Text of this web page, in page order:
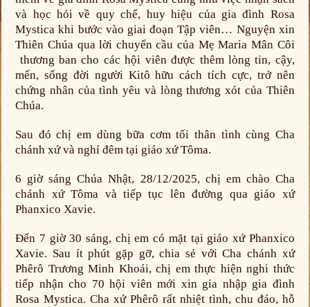
và học hỏi về quy chế, huy hiệu của gia đình Rosa
Mystica khi bước vào giai đoạn Tập viên… Nguyện xin
Thiên Chúa qua lời chuyển cầu của Mẹ Maria Mân Côi
thương ban cho các hội viên được thêm lòng tin, cậy,
mến, sống đời người Kitô hữu cách tích cực, trở nên
chứng nhân của tình yêu và lòng thương xót của Thiên
Chúa.
Sau đó chị em dùng bữa cơm tối thân tình cùng Cha
chánh xứ và nghỉ đêm tại giáo xứ Tôma.
6 giờ sáng Chúa Nhật, 28/12/2025, chị em chào Cha
chánh xứ Tôma và tiếp tục lên đường qua giáo xứ
Phanxico Xavie.
Đến 7 giờ 30 sáng, chị em có mặt tại giáo xứ Phanxico
Xavie. Sau ít phút gặp gỡ, chia sẻ với Cha chánh xứ
Phêrô Trương Minh Khoái, chị em thực hiện nghi thức
tiếp nhận cho 70 hội viên mới xin gia nhập gia đình
Rosa Mystica. Cha xứ Phêrô rất nhiệt tình, chu đáo, hỗ